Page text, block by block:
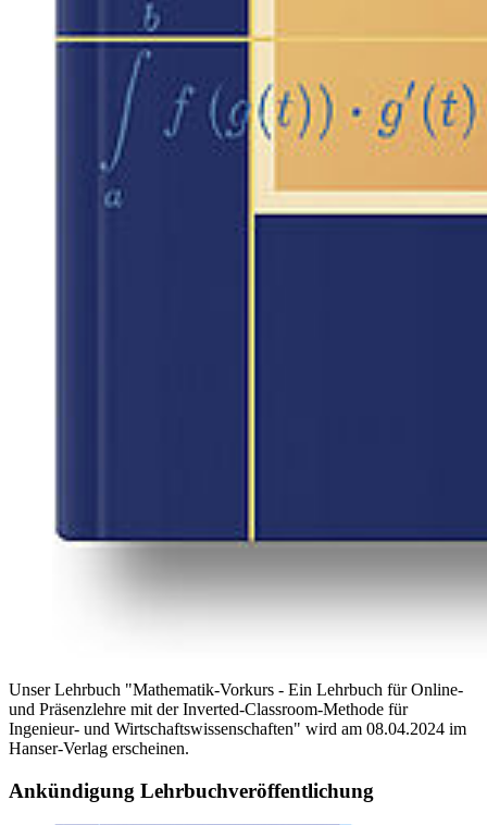
Unser Lehrbuch "Mathematik-Vorkurs - Ein Lehrbuch für Online-
und Präsenzlehre mit der Inverted-Classroom-Methode für
Ingenieur- und Wirtschaftswissenschaften" wird am 08.04.2024 im
Hanser-Verlag erscheinen.
An­kün­di­gung Lehr­buch­ver­öf­fent­li­chung